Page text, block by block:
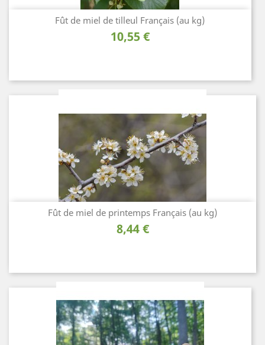
Fût de miel de tilleul Français (au kg)
Prix
10,55 €
Fût de miel de printemps Français (au kg)
Prix
8,44 €